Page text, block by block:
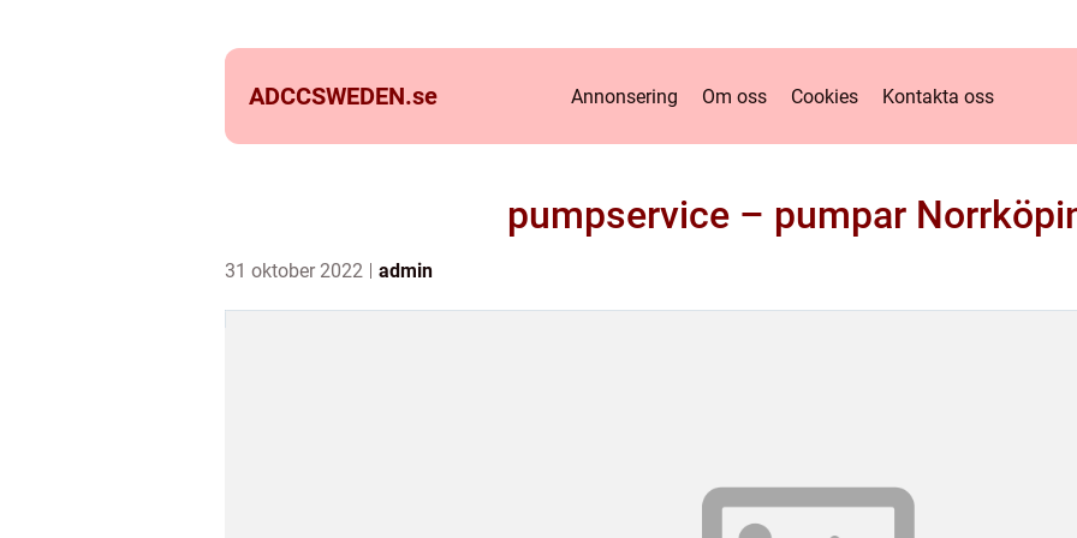
ADCCSWEDEN.se Annonsering Om oss Cookies Kontakta oss
pumpservice – pumpar
31 oktober 2022 admin